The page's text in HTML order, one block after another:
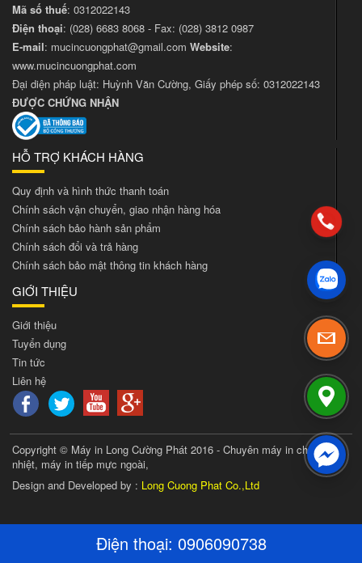
Điện thoại: 0906090738
Mã số thuế: 0312022143
Điện thoại: (028) 6683 8068 - Fax: (028) 3812 0987
E-mail: mucincuongphat@gmail.com Website:
www.mucincuongphat.com
Đại diện pháp luật: Huỳnh Văn Cường, Giấy phép số: 0312022143
ĐƯỢC CHỨNG NHẬN
HỖ TRỢ KHÁCH HÀNG
Quy định và hình thức thanh toán
Chính sách vận chuyển, giao nhận hàng hóa
Chính sách bảo hành sản phẩm
Chính sách đổi và trả hàng
Chính sách bảo mật thông tin khách hàng
GIỚI THIỆU
Giới thiệu
Tuyển dụng
Tin tức
Liên hệ
Copyright © Máy in Long Cường Phát 2016 - Chuyên máy in chuyển
nhiệt, máy in tiếp mực ngoài,
Design and Developed by : Long Cuong Phat Co.,Ltd